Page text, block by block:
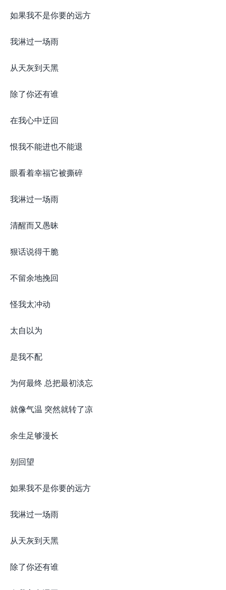
如果我不是你要的远方
我淋过一场雨
从天灰到天黑
除了你还有谁
在我心中迂回
恨我不能进也不能退
眼看着幸福它被撕碎
我淋过一场雨
清醒而又愚昧
狠话说得干脆
不留余地挽回
怪我太冲动
太自以为
是我不配
为何最终 总把最初淡忘
就像气温 突然就转了凉
余生足够漫长
别回望
如果我不是你要的远方
我淋过一场雨
从天灰到天黑
除了你还有谁